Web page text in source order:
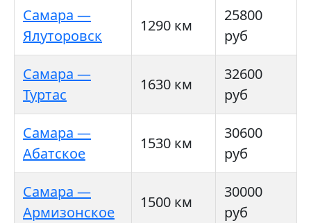
Самара —
Ялуторовск
1290 км
25800
руб
Самара —
Туртас
1630 км
32600
руб
Самара —
Абатское
1530 км
30600
руб
Самара —
Армизонское
1500 км
30000
руб